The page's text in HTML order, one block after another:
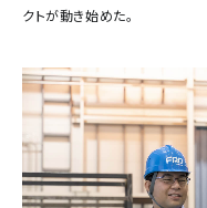
クトが動き始めた。